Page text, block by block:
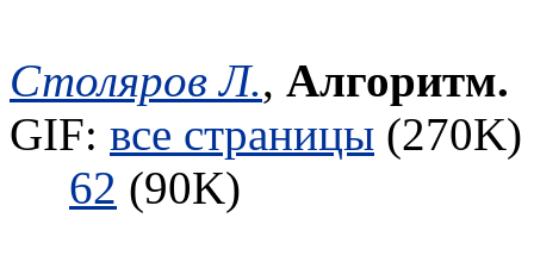
Столяров Л., Алгоритм.
GIF: все страницы
62 (90K)